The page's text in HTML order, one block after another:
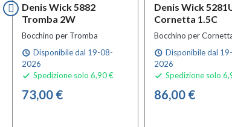
Denis Wick 5882
Tromba 2W
Bocchino per Tromba
schedule Disponibile dal 19-08-
2026
 Spedizione solo 6,90 €
73,00 €
Denis Wick
Cornetta 1.5C
Bocchino per
schedule Disponibile dal
2026
 Spedizione solo
86,00 €